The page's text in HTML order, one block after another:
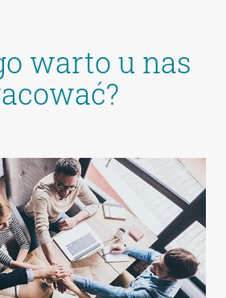
warto u nas